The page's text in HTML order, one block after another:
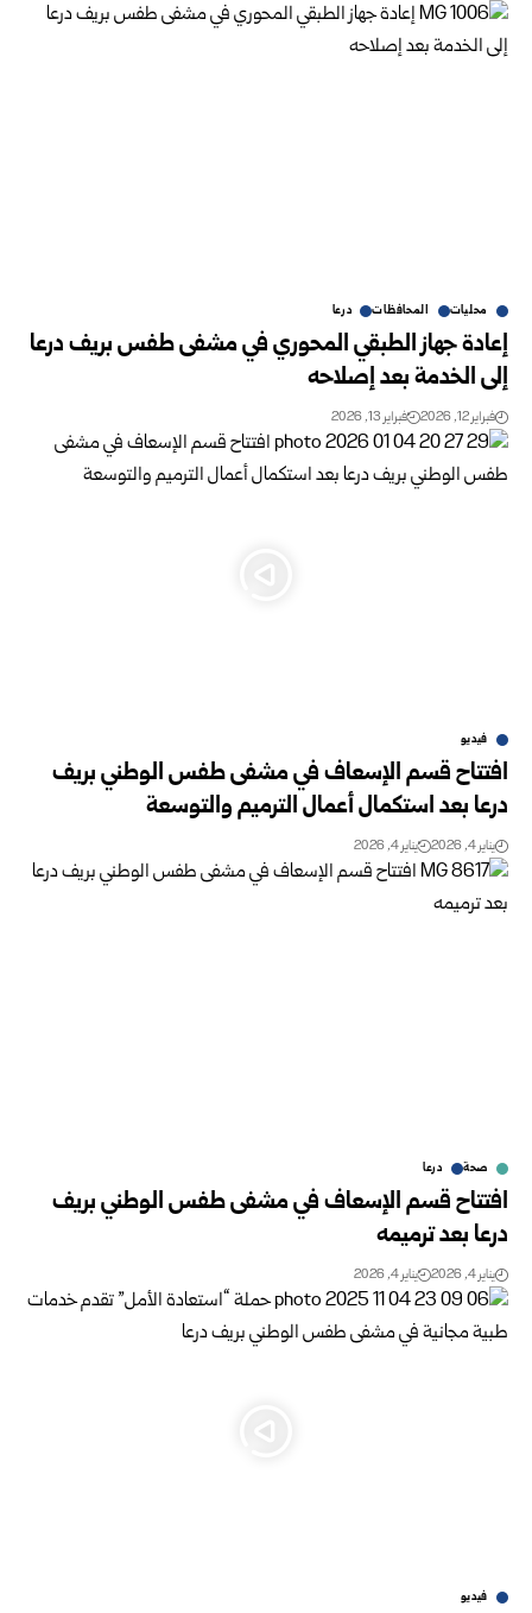
محليات المحافظات درعا
إعادة جهاز الطبقي المحوري في مشفى طفس بريف درعا
إلى الخدمة بعد إصلاحه
فبراير 12, 2026 فبراير 13, 2026
فيديو
افتتاح قسم الإسعاف في مشفى طفس الوطني بريف
درعا بعد استكمال أعمال الترميم والتوسعة
يناير 4, 2026 يناير 4, 2026
صحة درعا
افتتاح قسم الإسعاف في مشفى طفس الوطني بريف
درعا بعد ترميمه
يناير 4, 2026 يناير 4, 2026
فيديو